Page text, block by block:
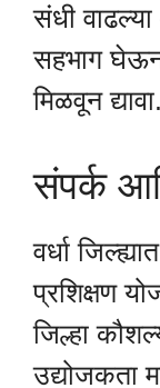
संधी
सहभाग
मिळवून द्यावा.
संपर्क
वर्धा
प्रशिक्षण
जिल्हा
उद्योजकता